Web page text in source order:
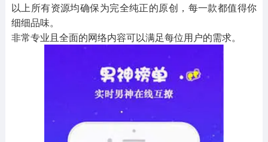
以上所有资源均确保为完全纯正的原创，每一款都值得你
细细品味。
非常专业且全面的网络内容可以满足每位用户的需求。